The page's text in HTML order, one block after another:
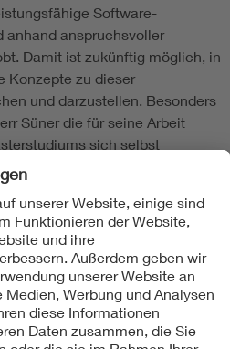
Software-
anhand anspruchsvoller
Damit ist zukünftig möglich, in
Konzepte zu dieser
und darzustellen. Besonders
Süner die für seine Arbeit
sich selbst
angewendet hat. Damit geht
sehr anschauliche und fachlich
den umfangreichen Inhalt
Niveau einer Bachelorarbeit